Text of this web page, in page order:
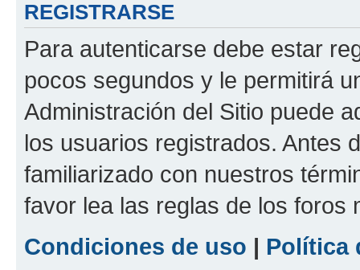
REGISTRARSE
Para autenticarse debe estar
pocos segundos y le permitirá
Administración del Sitio puede
los usuarios registrados. Antes
familiarizado con nuestros
favor lea las reglas de los foros
Condiciones de uso | Política